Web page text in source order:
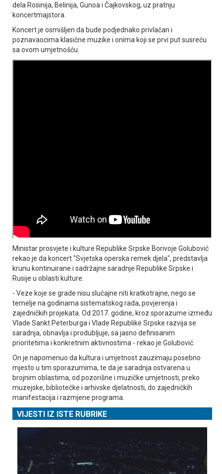
dela Rosinija, Belinija, Gunoa i Čajkovskog, uz pratnju
koncertmajstora.
Koncert je osmišljen da bude podjednako privlačan i
poznavaocima klasične muzike i onima koji se prvi put susreću
sa ovom umjetnošću.
Ministar prosvjete i kulture Republike Srpske Borivoje Golubović
rekao je da koncert "Svjetska operska remek djela", predstavlja
krunu kontinuirane i sadržajne saradnje Republike Srpske i
Rusije u oblasti kulture.
- Veze koje se grade nisu slučajne niti kratkotrajne, nego se
temelje na godinama sistematskog rada, povjerenja i
zajedničkih projekata. Od 2017. godine, kroz sporazume između
Vlade Sankt Peterburga i Vlade Republike Srpske razvija se
saradnja, obnavlja i produbljuje, sa jasno definisanim
prioritetima i konkretnim aktivnostima - rekao je Golubović.
On je napomenuo da kultura i umjetnost zauzimaju posebno
mjesto u tim sporazumima, te da je saradnja ostvarena u
brojnim oblastima, od pozorišne i muzičke umjetnosti, preko
muzejske, bibliotečke i arhivske djelatnosti, do zajedničkih
manifestacija i razmjene programa.
VIJESTI IZ ISTE RUBRIKE